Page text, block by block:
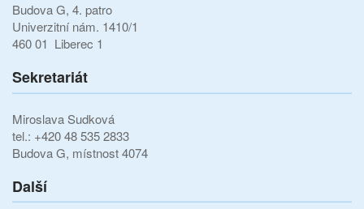
Budova G, 4. patro
Univerzitní nám. 1410/1
460 01 Liberec 1
Sekretariát
Miroslava Sudková
tel.: +420 48 535 2833
Budova G, místnost 4074
Další